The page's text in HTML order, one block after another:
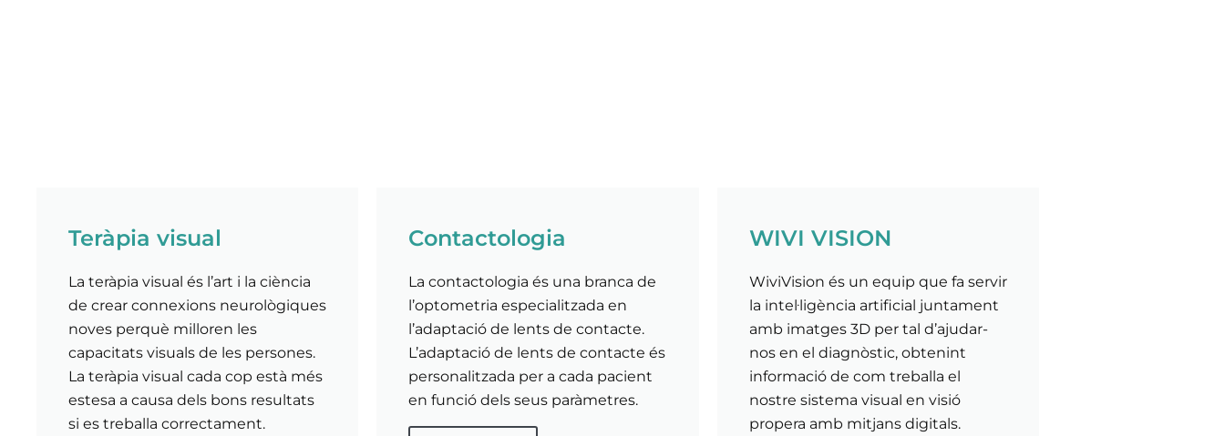
Teràpia visual
La teràpia visual és l’art i la ciència
de crear connexions neurològiques
noves perquè milloren les
capacitats visuals de les persones.
La teràpia visual cada cop està més
estesa a causa dels bons resultats
si es treballa correctament.
Contactologia
La contactologia és una branca de
l’optometria especialitzada en
l’adaptació de lents de contacte.
L’adaptació de lents de contacte és
personalitzada per a cada pacient
en funció dels seus paràmetres.
WIVI VISION
WiviVision és un equip que fa servir
la intel·ligència artificial juntament
amb imatges 3D per tal d’ajudar-
nos en el diagnòstic, obtenint
informació de com treballa el
nostre sistema visual en visió
propera amb mitjans digitals.